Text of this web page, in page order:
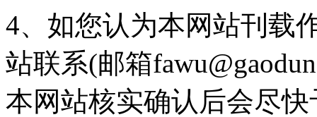
4、如您认为本网站刊载
站联系(邮箱
本网站核实确认后会尽